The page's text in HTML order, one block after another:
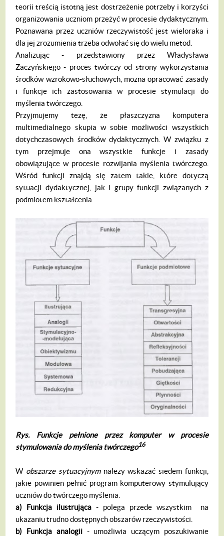
teorii treścią istotną jest dostrzeżenie potrzeby i korzy­ści
organizowania uczniom przeżyć w pro­cesie dydaktycznym.
Poznawana przez uczniów rzeczywistość jest wieloraka i
dla jej zrozumienia trzeba odwołać się do wie­lu metod.
Analizując - przedstawiony przez Wła­dysława
Zaczyńskiego - proces twórczy od strony wykorzystania
środków wzrokowo-słuchowych, można opracować zasady
i funkcje ich zastosowania w procesie sty­mulacji do
myślenia twórczego.
Przyjmujemy tezę, że płaszczyzna kom­putera
multimedialnego skupia w sobie możliwości wszystkich
dotychczasowych środków dydaktycznych. W związku z
tym przejmuje ona wszystkie funkcje i zasady
obowiązujące w procesie rozwijania myśle­nia twórczego.
Wśród funkcji znajdą się za­tem takie, które dotyczą
sytuacji dydaktycznej, jak i grupy funkcji związanych z
podmiotem kształcenia.
Rys. Funkcje pełnione przez komputer w procesie
stymulowania do myślenia twórczego16
W obszarze sytuacyjnym należy wskazać siedem funkcji,
jakie powinien pełnić program komputerowy stymulujący
uczniów do twór­czego myślenia.
a) Funkcja ilustrująca- polega przede wszystkim na
ukazaniu trudno dostępnych obszarów rzeczywistości.
b) Funkcja analogii - umożliwia uczącym poszukiwanie